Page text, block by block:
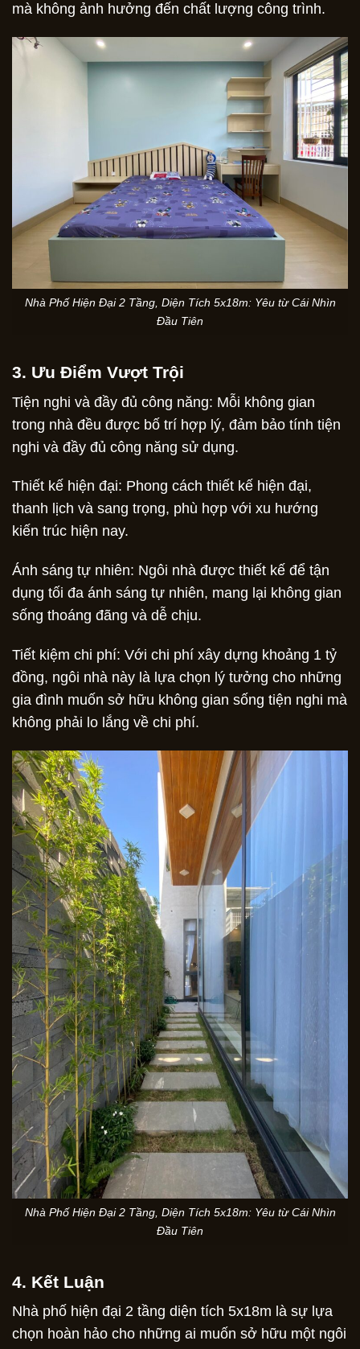
mà không ảnh hưởng đến chất lượng công trình.
Nhà Phố Hiện Đại 2 Tầng, Diện Tích 5x18m: Yêu từ Cái Nhìn
Đầu Tiên
3. Ưu Điểm Vượt Trội
Tiện nghi và đầy đủ công năng: Mỗi không gian
trong nhà đều được bố trí hợp lý, đảm bảo tính tiện
nghi và đầy đủ công năng sử dụng.
Thiết kế hiện đại: Phong cách thiết kế hiện đại,
thanh lịch và sang trọng, phù hợp với xu hướng
kiến trúc hiện nay.
Ánh sáng tự nhiên: Ngôi nhà được thiết kế để tận
dụng tối đa ánh sáng tự nhiên, mang lại không gian
sống thoáng đãng và dễ chịu.
Tiết kiệm chi phí: Với chi phí xây dựng khoảng 1 tỷ
đồng, ngôi nhà này là lựa chọn lý tưởng cho những
gia đình muốn sở hữu không gian sống tiện nghi mà
không phải lo lắng về chi phí.
Nhà Phố Hiện Đại 2 Tầng, Diện Tích 5x18m: Yêu từ Cái Nhìn
Đầu Tiên
4. Kết Luận
Nhà phố hiện đại 2 tầng diện tích 5x18m là sự lựa
chọn hoàn hảo cho những ai muốn sở hữu một ngôi